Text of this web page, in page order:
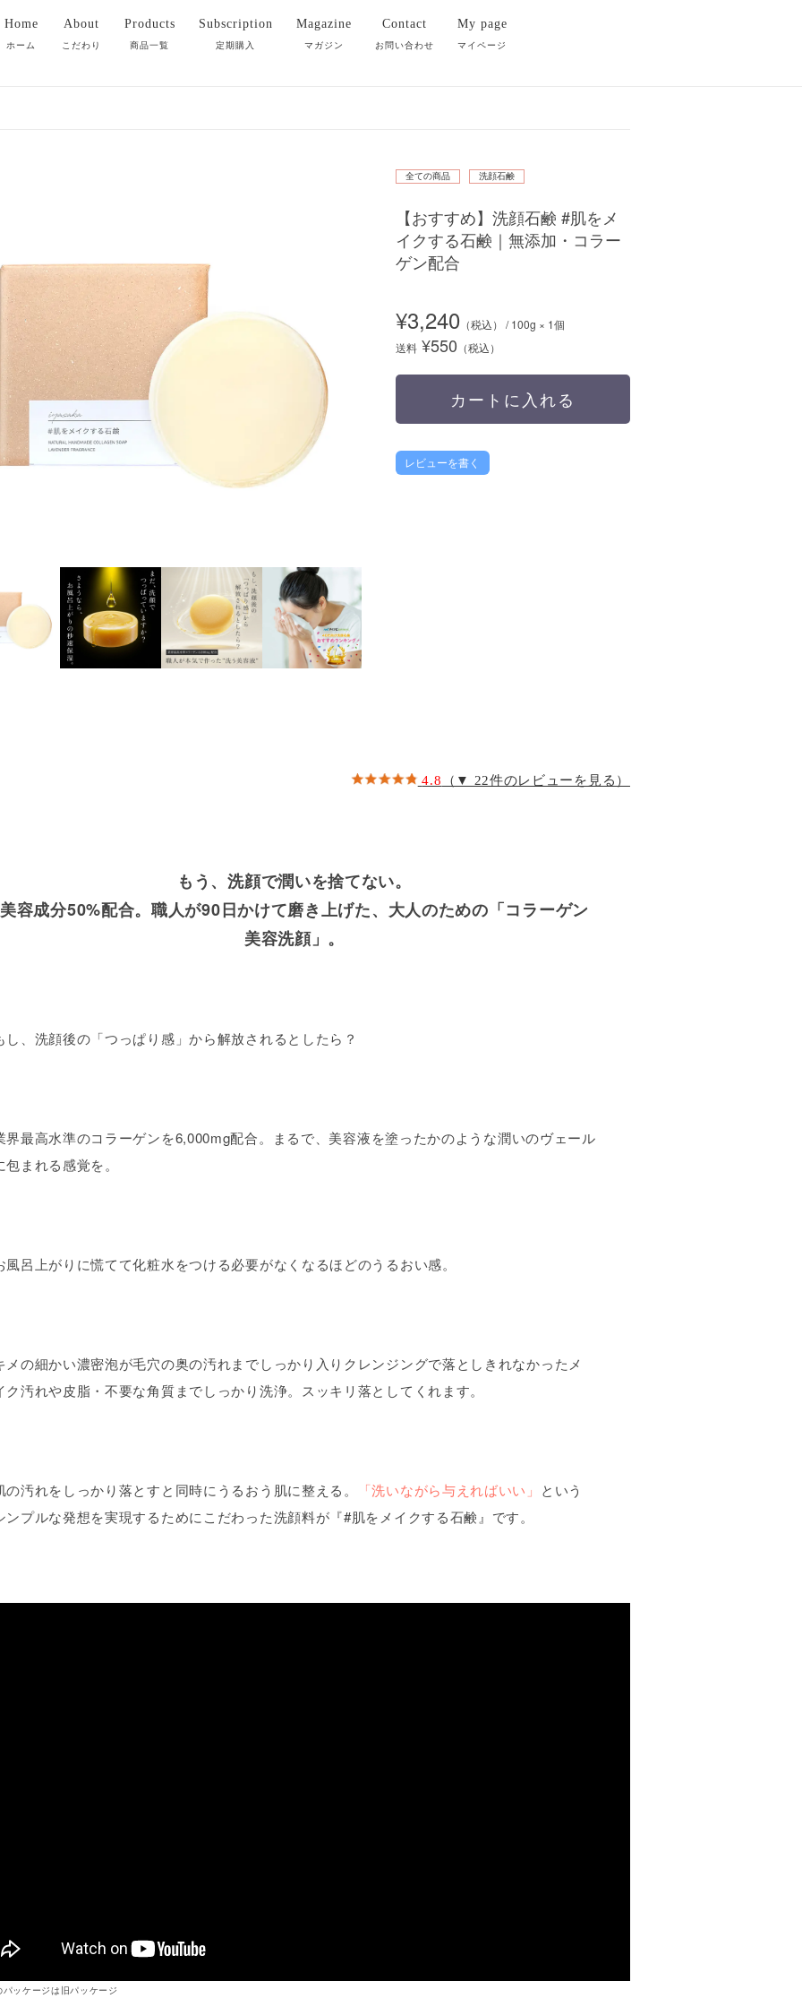
Home
ホーム
About
こだわり
Products
商品一覧
Subscription
定期購入
Magazine
マガジン
Contact
お問い合わせ
My page
マイページ
全ての商品 洗顔石鹸
【おすすめ】洗顔石鹸 #肌をメ
イクする石鹸｜無添加・コラー
ゲン配合
¥3,240（税込） / 100g × 1個
送料¥550 （税込）
カートに入れる
レビューを書く
4.8 （▼ 22件のレビューを見る）
もう、洗顔で潤いを捨てない。
美容成分50%配合。職人が90日かけて磨き上げた、大人のための「コラーゲン
美容洗顔」。
し、洗顔後の「つっぱり感」から解放されるとしたら？
界最高水準のコラーゲンを6,000mg配合。まるで、美容液を塗ったかのような潤いのヴェール
包まれる感覚を。
風呂上がりに慌てて化粧水をつける必要がなくなるほどのうるおい感。
メの細かい濃密泡が毛穴の奥の汚れまでしっかり入りクレンジングで落としきれなかったメ
ク汚れや皮脂・不要な角質までしっかり洗浄。スッキリ落としてくれます。
の汚れをしっかり落とすと同時にうるおう肌に整える。 「洗いながら与えればいい」 という
ンプルな発想を実現するためにこだわった洗顔料が『#肌をメイクする石鹸』です。
ッケージは旧パッケージ